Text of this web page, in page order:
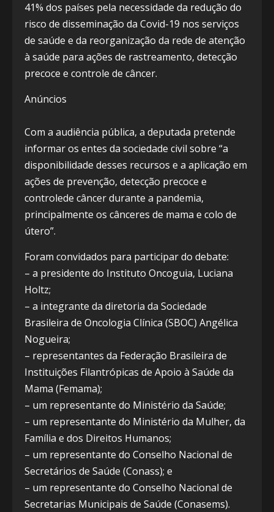
41% dos países pela necessidade da redução do
risco de disseminação da Covid-19 nos serviços
de saúde e da reorganização da rede de atenção
à saúde para ações de rastreamento, detecção
precoce e controle de câncer.
Anúncios
Com a audiência pública, a deputada pretende
informar os entes da sociedade civil sobre “a
disponibilidade desses recursos e a aplicação em
ações de prevenção, detecção precoce e
controlede câncer durante a pandemia,
principalmente os cânceres de mama e colo de
útero”.
Foram convidados para participar do debate:
– a presidente do Instituto Oncoguia, Luciana
Holtz;
– a integrante da diretoria da Sociedade
Brasileira de Oncologia Clínica (SBOC) Angélica
Nogueira;
– representantes da Federação Brasileira de
Instituições Filantrópicas de Apoio à Saúde da
Mama (Femama);
– um representante do Ministério da Saúde;
– um representante do Ministério da Mulher, da
Família e dos Direitos Humanos;
– um representante do Conselho Nacional de
Secretários de Saúde (Conass); e
– um representante do Conselho Nacional de
Secretarias Municipais de Saúde (Conasems).